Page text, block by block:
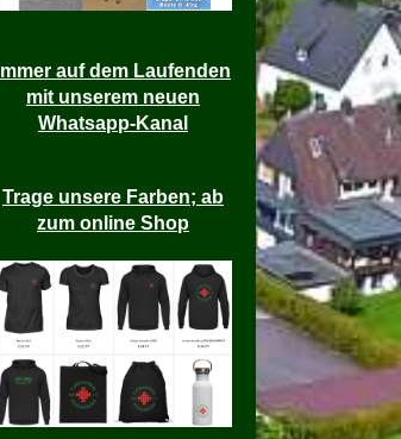
Immer auf dem Laufenden
mit unserem neuen
Whatsapp-Kanal
Trage unsere Farben; ab
zum online Shop